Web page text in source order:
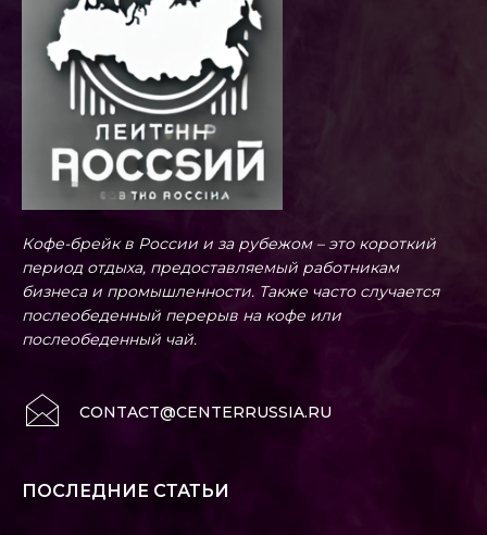
Кофе-брейк в России и за рубежом – это короткий
период отдыха, предоставляемый работникам
бизнеса и промышленности. Также часто случается
послеобеденный перерыв на кофе или
послеобеденный чай.
CONTACT@CENTERRUSSIA.RU
ПОСЛЕДНИЕ СТАТЬИ